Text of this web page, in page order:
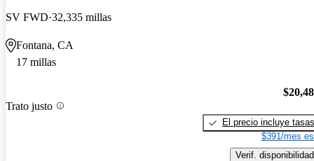
SV FWD 32,335 millas
Fontana, CA
17 millas
Trato justo
El precio incluye tasas
$391/mes
Verif. disponibilidad